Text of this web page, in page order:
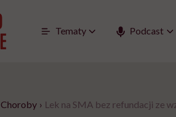
Tematy Podcast
Choroby › Lek na SMA bez refundacji ze